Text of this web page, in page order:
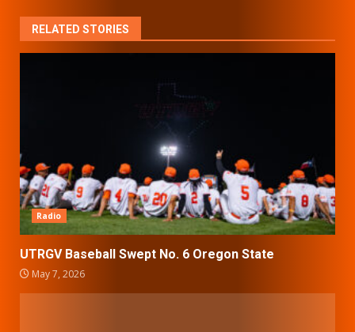
RELATED STORIES
Radio
UTRGV Baseball Swept No. 6 Oregon State
May 7, 2026